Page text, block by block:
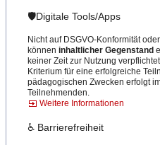
🛡️Digitale Tools/Apps
Nicht auf DSGVO-Konformität
können inhaltlicher Gegenstand
keiner Zeit zur Nutzung
Kriterium für eine erfolgreiche
pädagogischen Zwecken erfolgt
Teilnehmenden.
Weitere Informationen
♿ Barrierefreiheit